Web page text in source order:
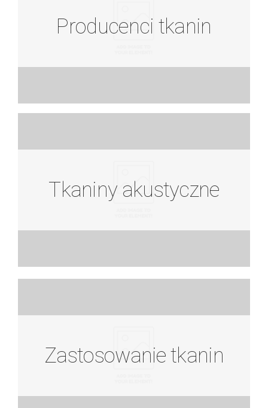
Producenci tkanin
Producenci tkanin
Tkaniny akustyczne
Tkaniny akustyczne
Zastosowanie tkanin
Zastosowanie tkanin